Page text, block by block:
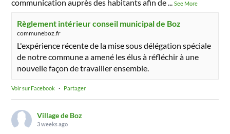
communication auprès des habitants afin de...See More
Règlement intérieur conseil municipal de Boz
communeboz.fr
L'expérience récente de la mise sous délégation spéciale
de notre commune a amené les élus à réfléchir à une
nouvelle façon de travailler ensemble.
Voir sur Facebook · Partager
Village de Boz
3 weeks ago